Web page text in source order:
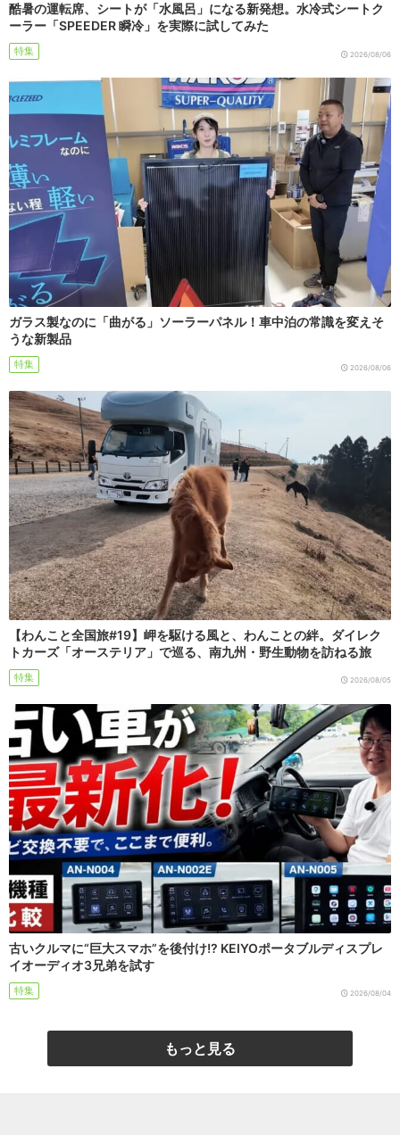
酷暑の運転席、シートが「水風呂」になる新発想。水冷式シートク
ーラー「SPEEDER 瞬冷」を実際に試してみた
特集 2026/08/06
ガラス製なのに「曲がる」ソーラーパネル！車中泊の常識を変えそ
うな新製品
特集 2026/08/06
【わんこと全国旅#19】岬を駆ける風と、わんことの絆。ダイレク
トカーズ「オーステリア」で巡る、南九州・野生動物を訪ねる旅
特集 2026/08/05
古いクルマに“巨大スマホ”を後付け!? KEIYOポータブルディスプレ
イオーディオ3兄弟を試す
特集 2026/08/04
もっと見る